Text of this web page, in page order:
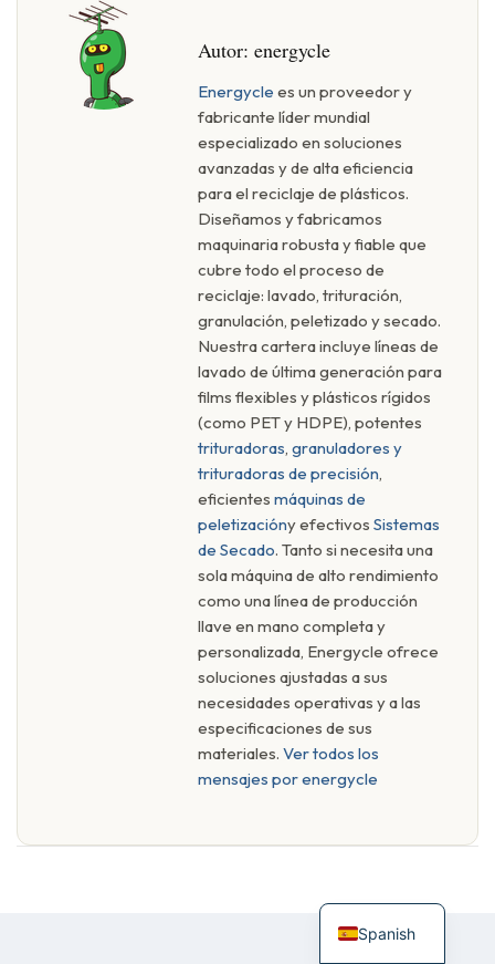
Autor: energycle
Energycle es un proveedor y
fabricante líder mundial
especializado en soluciones
avanzadas y de alta eficiencia
para el reciclaje de plásticos.
Diseñamos y fabricamos
maquinaria robusta y fiable que
cubre todo el proceso de
reciclaje: lavado, trituración,
granulación, peletizado y secado.
Nuestra cartera incluye líneas de
lavado de última generación para
films flexibles y plásticos rígidos
(como PET y HDPE), potentes
trituradoras, granuladores y
trituradoras de precisión,
eficientes máquinas de
peletizacióny efectivos Sistemas
de Secado. Tanto si necesita una
sola máquina de alto rendimiento
como una línea de producción
llave en mano completa y
personalizada, Energycle ofrece
soluciones ajustadas a sus
necesidades operativas y a las
especificaciones de sus
materiales. Ver todos los
mensajes por energycle
Spanish